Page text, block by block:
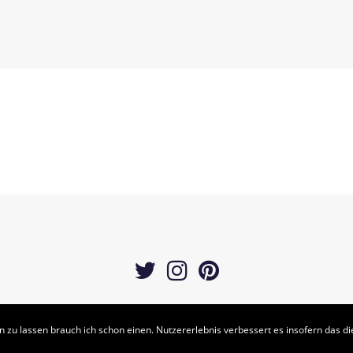
lassen brauch ich schon einen. Nutzererlebnis verbessert es insofern das